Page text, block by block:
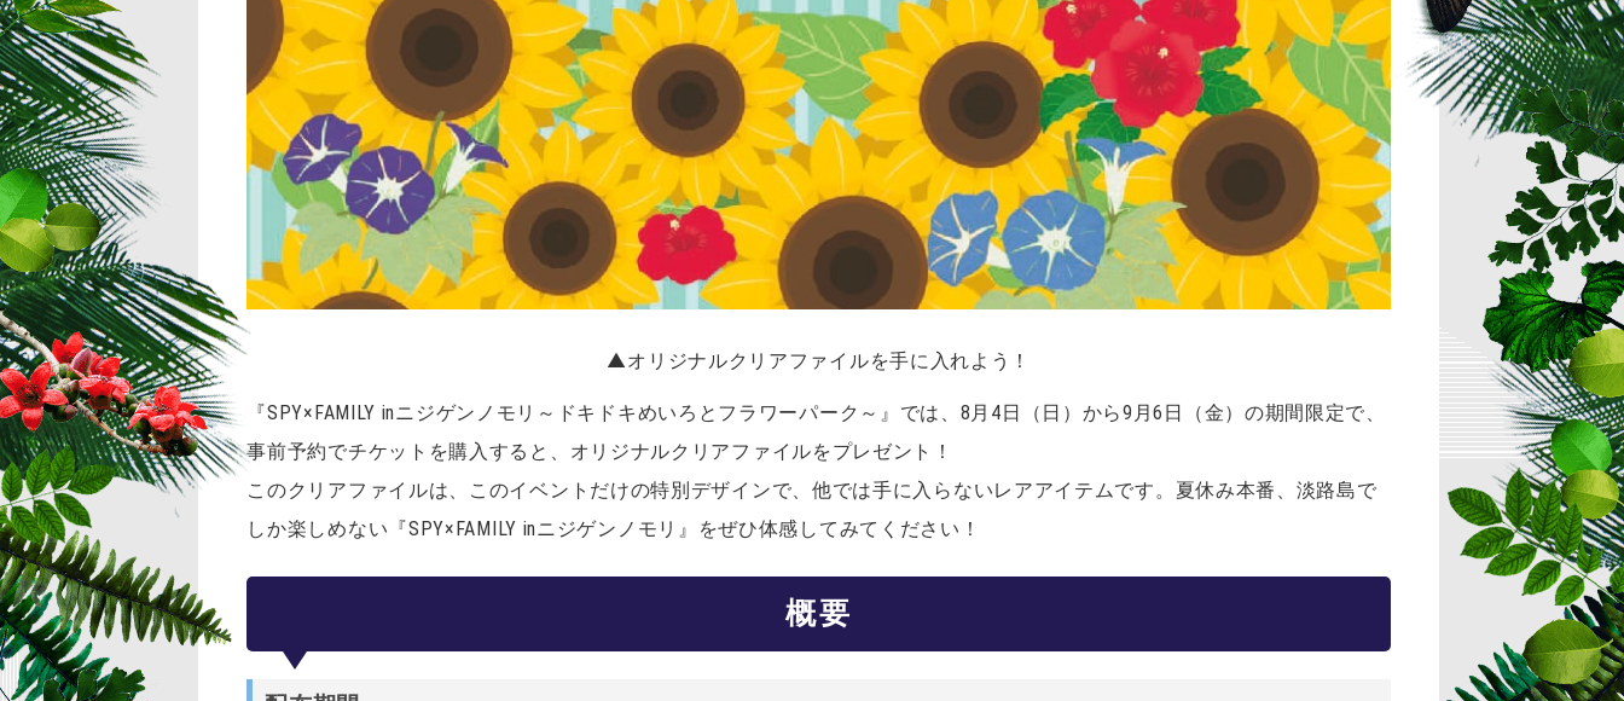
▲オリジナルクリアファイルを手に入れよう！
『SPY×FAMILY inニジゲンノモリ～ドキドキめいろとフラワーパーク～』では、8月4日（日）から9月6日（金）の期間限定で、
事前予約でチケットを購入すると、オリジナルクリアファイルをプレゼント！
このクリアファイルは、このイベントだけの特別デザインで、他では手に入らないレアアイテムです。夏休み本番、淡路島で
しか楽しめない『SPY×FAMILY inニジゲンノモリ』をぜひ体感してみてください！
概要